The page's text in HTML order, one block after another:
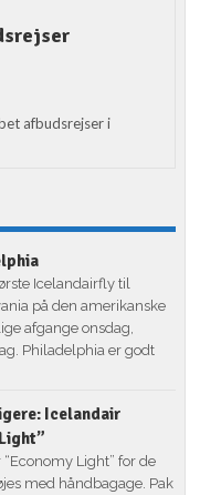
afbudsrejser i
Icelandairfly til
på den amerikanske
afgange onsdag,
Philadelphia er godt
Icelandair
Light” for de
med håndbagage. Pak